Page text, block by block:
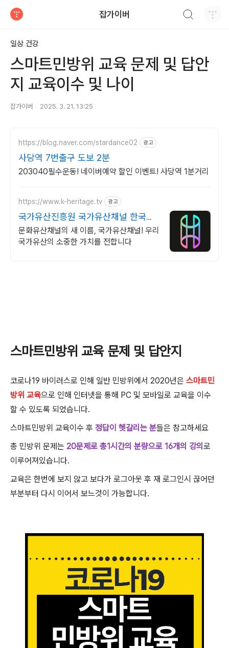
잡가이버
일상 건강
스마트민방위 교육 문제 및 답안
지 교육이수 및 나이
잡가이버 2025. 3. 21. 13:25
https://blog.naver.com/stardance02 광고
사당역 7번출구 도보 2분
203040필수운동! 네이버예약 할인 이벤트! 사당역 1분거리
https://www.k-heritage.tv 광고
국가유산진흥원 국가유산채널 한국의
세계유산 영상
문화유산채널의 새 이름, 국가유산채널! 우리
국가유산의 소중한 가치를 전합니다
스마트민방위 교육 문제 및 답안지
코로나19 바이러스로 인해 일반 민방위에서 2020년은 스마트민
방위 교육으로 인해 인터넷을 통해 PC 및 모바일로 교육을 이수
할 수 있도록 되었습니다.
스마트민방위 교육이수 후 정답이 헷갈리는 분들은 참고하세요
총 민방위 문제는 20문제로 총1시간의 분량으로 16개의 강의 로
이루어져있습니다.
교육은 한번에 보지 않고 보다가 로그아웃 후 재 로그인시 끊어던
부분부터 다시 이어서 보느것이 가능합니다.